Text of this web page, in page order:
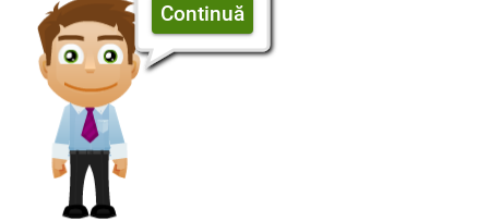
Continuă